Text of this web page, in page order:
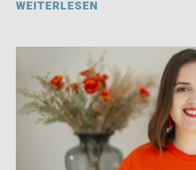
WEITERLESEN